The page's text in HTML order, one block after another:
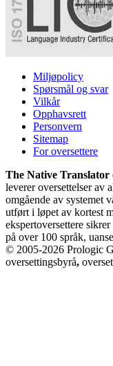
Miljøpolicy
Spørsmål og svar
Vilkår
Opphavsrett
Personvern
Sitemap
For oversettere
The Native Translator
leverer oversettelser av
omgående av systemet
utført i løpet av kortest
ekspertoversettere
på over 100 språk,
© 2005-2026 Prologic
oversettingsbyrå,